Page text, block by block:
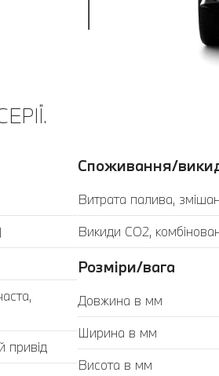
привід
Споживання/
Витрата палива,
Викиди CO2,
Розміри/вага
Довжина в мм
Ширина в мм
Висота в мм